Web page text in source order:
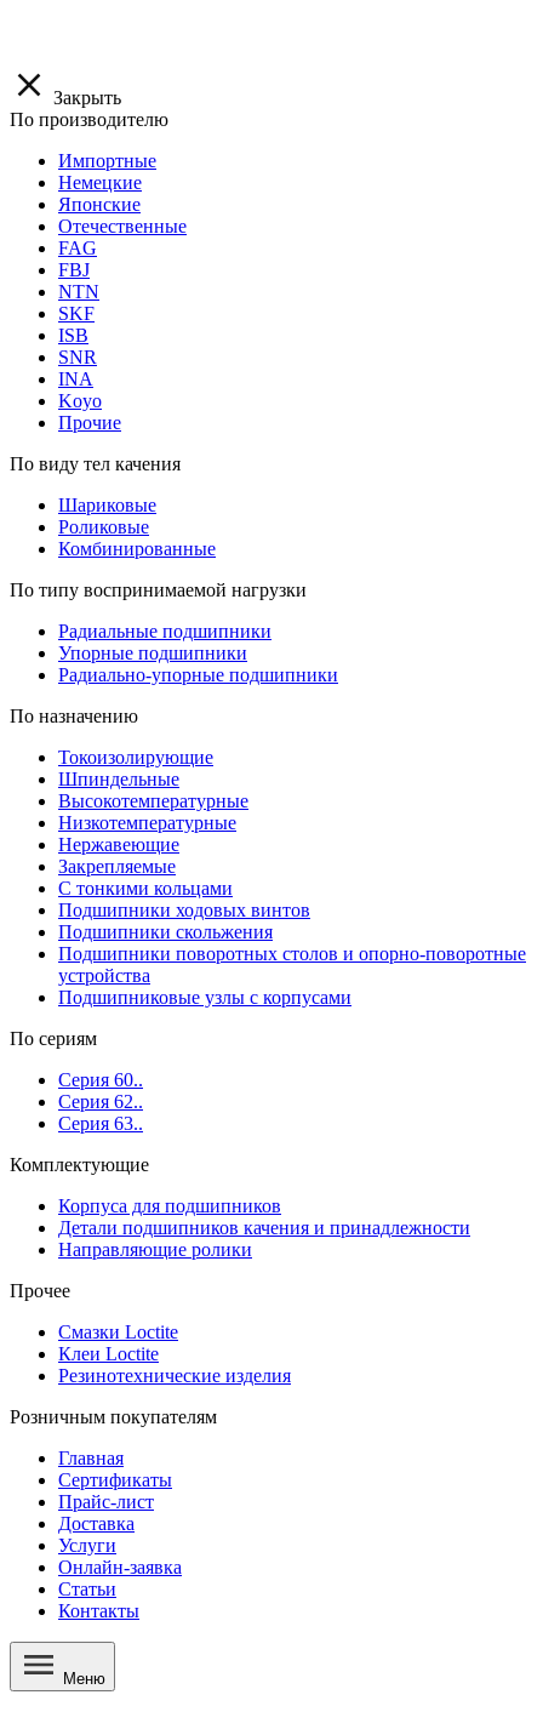
Закрыть
По производителю
Импортные
Немецкие
Японские
Отечественные
FAG
FBJ
NTN
SKF
ISB
SNR
INA
Koyo
Прочие
По виду тел качения
Шариковые
Роликовые
Комбинированные
По типу воспринимаемой нагрузки
Радиальные подшипники
Упорные подшипники
Радиально-упорные подшипники
По назначению
Токоизолирующие
Шпиндельные
Высокотемпературные
Низкотемпературные
Нержавеющие
Закрепляемые
С тонкими кольцами
Подшипники ходовых винтов
Подшипники скольжения
Подшипники поворотных столов и опорно-поворотные
устройства
Подшипниковые узлы с корпусами
По сериям
Серия 60..
Серия 62..
Серия 63..
Комплектующие
Корпуса для подшипников
Детали подшипников качения и принадлежности
Направляющие ролики
Прочее
Смазки Loctite
Клеи Loctite
Резинотехнические изделия
Розничным покупателям
Главная
Сертификаты
Прайс-лист
Доставка
Услуги
Онлайн-заявка
Статьи
Контакты
Меню